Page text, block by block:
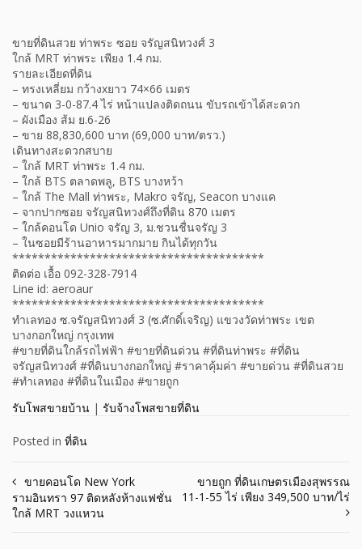
ขายที่ดินสวย ท่าพระ ซอย จรัญสนิทวงศ์ 3
ใกล้ MRT ท่าพระ เพียง 1.4 กม.
รายละเอียดที่ดิน
– ทรงเหลี่ยม กว้างxยาว 74×66 เมตร
– ขนาด 3-0-87.4 ไร่ หน้าแปลงติดถนน ขับรถเข้าได้สะดวก
– ผังเมือง ส้ม ย.6-26
– ขาย 88,830,600 บาท (69,000 บาท/ตรว.)
เดินทางสะดวกสบาย
– ใกล้ MRT ท่าพระ 1.4 กม.
– ใกล้ BTS ตลาดพลู, BTS บางหว้า
– ใกล้ The Mall ท่าพระ, Makro จรัญ, Seacon บางแค
– จากปากซอย จรัญสนิทวงศ์ถึงที่ดิน 870 เมตร
– ใกล้คอนโด Unio จรัญ 3, ม.ชวนชื่นจรัญ 3
– ในซอยมีร้านอาหารมากมาย กินได้ทุกวัน
***************************************
ติดต่อ เอื้อ 092-328-7914
Line id: aeroaur
***************************************
ทำเลทอง ซ.จรัญสนิทวงศ์ 3 (ซ.ศักดิ์เจริญ) แขวงวัดท่าพระ เขต
บางกอกใหญ่ กรุงเทพ
#ขายที่ดินใกล้รถไฟฟ้า #ขายที่ดินด่วน #ที่ดินท่าพระ #ที่ดิน
จรัญสนิทวงศ์ #ที่ดินบางกอกใหญ่ #ราคาคุ้มค่า #ขายด่วน #ที่ดินสวย
#ทำเลทอง #ที่ดินในเมือง #ขายถูก
รับโพสขายบ้าน | รับจ้างโพสขายที่ดิน
Posted in ที่ดิน
Post
navigation
ขายคอนโด New York
รามอินทรา 97 ติดหลังห้างแฟชั่น
ใกล้ MRT วงแหวน
ขายถูก ที่ดินเกษตรเมืองสุพรรณ
11-1-55 ไร่ เพียง 349,500 บาท/ไร่